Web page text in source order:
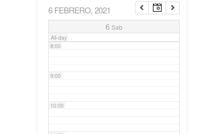
6 FEBRERO, 2021
6 Sab
All-day
7:00
8:00
9:00
10:00